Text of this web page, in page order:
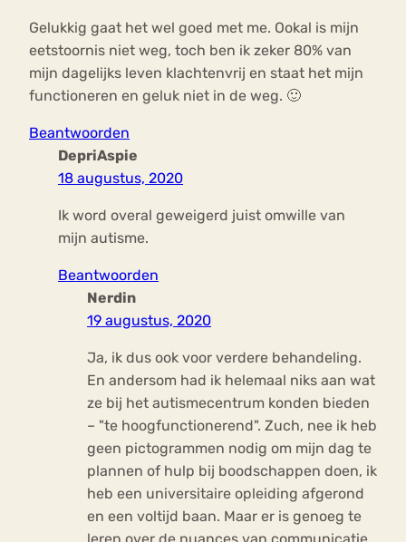
Gelukkig gaat het wel goed met me. Ookal is mijn
eetstoornis niet weg, toch ben ik zeker 80% van
mijn dagelijks leven klachtenvrij en staat het mijn
functioneren en geluk niet in de weg. 🙂
Beantwoorden
DepriAspie
18 augustus, 2020
Ik word overal geweigerd juist omwille van
mijn autisme.
Beantwoorden
Nerdin
19 augustus, 2020
Ja, ik dus ook voor verdere behandeling.
En andersom had ik helemaal niks aan wat
ze bij het autismecentrum konden bieden
– "te hoogfunctionerend". Zuch, nee ik heb
geen pictogrammen nodig om mijn dag te
plannen of hulp bij boodschappen doen, ik
heb een universitaire opleiding afgerond
en een voltijd baan. Maar er is genoeg te
leren over de nuances van communicatie